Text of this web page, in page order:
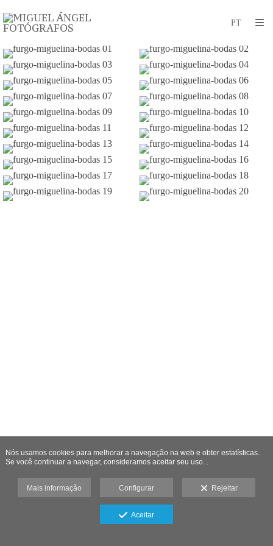
Nós usamos cookies para melhorar a navegação na web e obter estatísticas.
Se você continuar a navegar, consideramos aceitar seu uso. .
Mais informação Configurar Rejeitar
Aceitar